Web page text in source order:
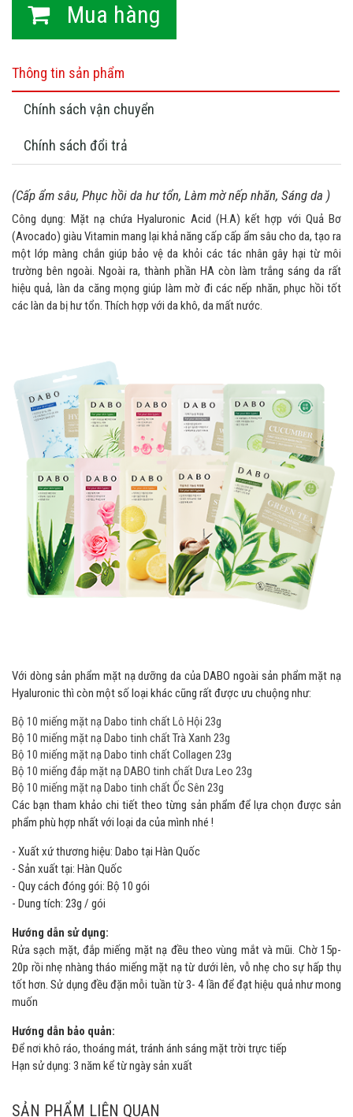
Mua hàng
Thông tin sản phẩm
Chính sách vận chuyển
Chính sách đổi trả
(Cấp ẩm sâu, Phục hồi da hư tổn, Làm mờ nếp nhăn, Sáng da )
Công dụng: Mặt nạ chứa Hyaluronic Acid (H.A) kết hợp với Quả Bơ
(Avocado) giàu Vitamin mang lại khả năng cấp cấp ẩm sâu cho da, tạo ra
một lớp màng chắn giúp bảo vệ da khỏi các tác nhân gây hại từ môi
trường bên ngoài. Ngoài ra, thành phần HA còn làm trắng sáng da rất
hiệu quả, làn da căng mọng giúp làm mờ đi các nếp nhăn, phục hồi tốt
các làn da bị hư tổn. Thích hợp với da khô, da mất nước.
Với dòng sản phẩm mặt nạ dưỡng da của DABO ngoài sản phẩm mặt nạ
Hyaluronic thì còn một số loại khác cũng rất được ưu chuộng như:
Bộ 10 miếng mặt nạ Dabo tinh chất Lô Hội 23g
Bộ 10 miếng mặt nạ Dabo tinh chất Trà Xanh 23g
Bộ 10 miếng mặt nạ Dabo tinh chất Collagen 23g
Bộ 10 miếng đắp mặt nạ DABO tinh chất Dưa Leo 23g
Bộ 10 miếng mặt nạ Dabo tinh chất Ốc Sên 23g
Các bạn tham khảo chi tiết theo từng sản phẩm để lựa chọn được sản
phẩm phù hợp nhất với loại da của mình nhé !
- Xuất xứ thương hiệu: Dabo tại Hàn Quốc
- Sản xuất tại: Hàn Quốc
- Quy cách đóng gói: Bộ 10 gói
- Dung tích: 23g / gói
Hướng dẫn sử dụng:
Rửa sạch mặt, đắp miếng mặt nạ đều theo vùng mắt và mũi. Chờ 15p-
20p rồi nhẹ nhàng tháo miếng mặt nạ từ dưới lên, vỗ nhẹ cho sự hấp thụ
tốt hơn. Sử dụng đều đặn mỗi tuần từ 3- 4 lần để đạt hiệu quả như mong
muốn
Hướng dẫn bảo quản:
Để nơi khô ráo, thoáng mát, tránh ánh sáng mặt trời trực tiếp
Hạn sử dụng: 3 năm kể từ ngày sản xuất
SẢN PHẨM LIÊN QUAN